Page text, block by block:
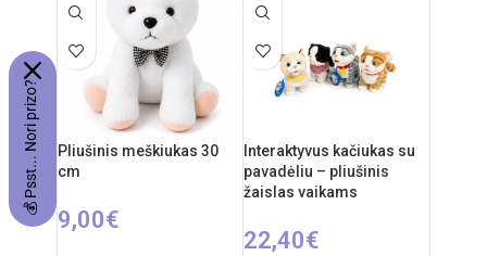
Amžius: nuo 3 metų
Pliušinis meškiukas 30
cm
9,00€
Interaktyvus kačiukas su
pavadėliu – pliušinis
žaislas vaikams
22,40€
💰 Psst... Nori prizo?